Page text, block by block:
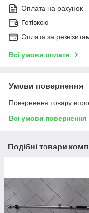
Оплата на рахунок
Готівкою
Оплата за
Всі умови оплати
Умови повернення
Повернення товару
Всі умови повернення
Подібні товари